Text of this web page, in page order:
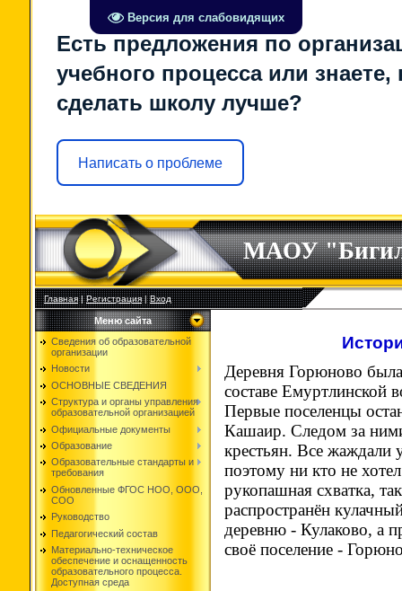
Версия для слабовидящих
Есть предложения по
учебного процесса или знаете,
сделать школу лучше?
Написать о проблеме
МАОУ
Главная|Регистрация|Вход
Меню сайта
Сведения об образовательной
организации
Новости
ОСНОВНЫЕ СВЕДЕНИЯ
Структура и органы управления
образовательной организацией
Официальные документы
Образование
Образовательные стандарты и
требования
Обновленные ФГОС НОО, ООО,
СОО
Руководство
Педагогический состав
Материально-техническое
обеспечение и оснащенность
образовательного процесса.
Доступная среда
Деревня Горюново была
составе Емуртлинской
Первые поселенцы
Кашаир. Следом за
крестьян. Все жаждали
поэтому ни кто не
рукопашная схватка,
распространён
деревню - Кулаково, а
своё поселение -